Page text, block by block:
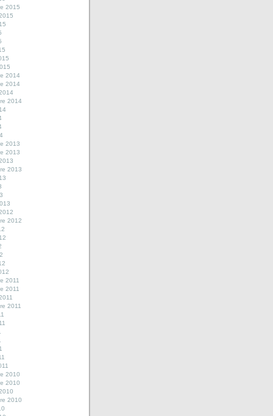
2015
2014
2014
2014
2013
2013
2013
2012
2011
2011
2011
2010
2010
2010